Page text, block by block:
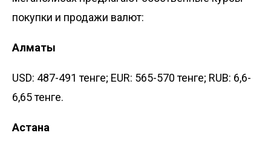
покупки и продажи валют:
Алматы
USD: 487-491 тенге; EUR: 565-570 тенге; RUB: 6,6-
6,65 тенге.
Астана